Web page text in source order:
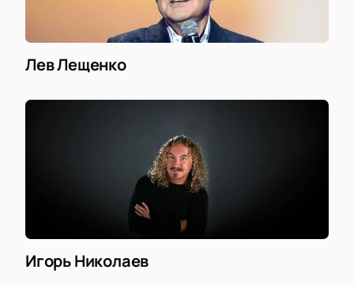
Лев Лещенко
Игорь Николаев